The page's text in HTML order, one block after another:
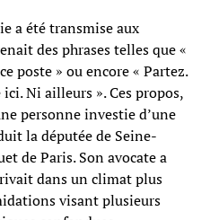
a été transmise aux
des phrases telles que «
poste » ou encore « Partez.
Ni ailleurs ». Ces propos,
personne investie d’une
la députée de Seine-
de Paris. Son avocate a
dans un climat plus
visant plusieurs